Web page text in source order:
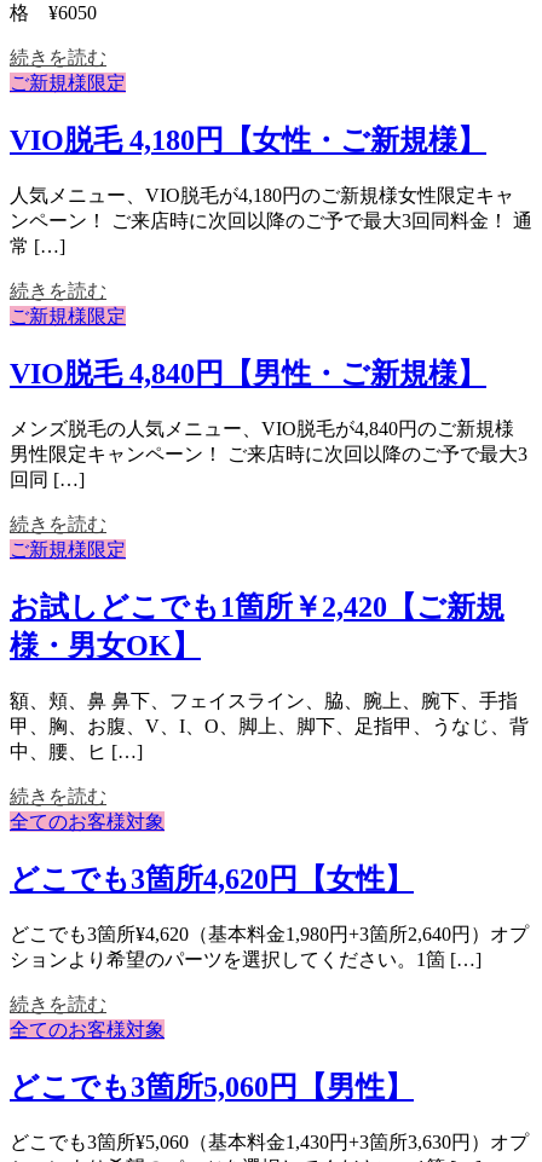
格 ¥6050
続きを読む
ご新規様限定
VIO脱毛 4,180円【女性・ご新規様】
人気メニュー、VIO脱毛が4,180円のご新規様女性限定キャ
ンペーン！ ご来店時に次回以降のご予で最大3回同料金！ 通
常 […]
続きを読む
ご新規様限定
VIO脱毛 4,840円【男性・ご新規様】
メンズ脱毛の人気メニュー、VIO脱毛が4,840円のご新規様
男性限定キャンペーン！ ご来店時に次回以降のご予で最大3
回同 […]
続きを読む
ご新規様限定
お試しどこでも1箇所￥2,420【ご新規
様・男女OK】
額、頬、鼻 鼻下、フェイスライン、脇、腕上、腕下、手指
甲、胸、お腹、V、I、O、脚上、脚下、足指甲、うなじ、背
中、腰、ヒ […]
続きを読む
全てのお客様対象
どこでも3箇所4,620円【女性】
どこでも3箇所¥4,620（基本料金1,980円+3箇所2,640円）オプ
ションより希望のパーツを選択してください。1箇 […]
続きを読む
全てのお客様対象
どこでも3箇所5,060円【男性】
どこでも3箇所¥5,060（基本料金1,430円+3箇所3,630円）オプ